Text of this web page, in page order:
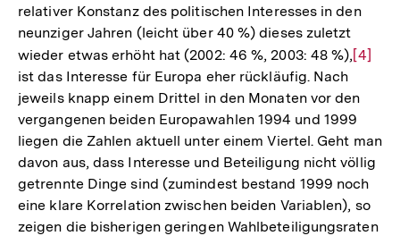
relativer Konstanz des politischen Interesses in den
neunziger Jahren (leicht über 40 %) dieses zuletzt
wieder etwas erhöht hat (2002: 46 %, 2003: 48 %),Zur
der
[4]
ist das Interesse für Europa eher rückläufig. Nach
jeweils knapp einem Drittel in den Monaten vor den
vergangenen beiden Europawahlen 1994 und 1999
liegen die Zahlen aktuell unter einem Viertel. Geht man
davon aus, dass Interesse und Beteiligung nicht völlig
getrennte Dinge sind (zumindest bestand 1999 noch
eine klare Korrelation zwischen beiden Variablen), so
zeigen die bisherigen geringen Wahlbeteiligungsraten